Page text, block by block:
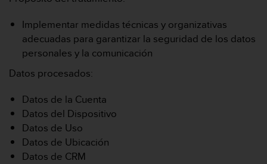
Implementar medidas técnicas y organizativas
adecuadas para garantizar la seguridad de los datos
personales y la comunicación
Datos procesados:
Datos de la Cuenta
Datos del Dispositivo
Datos de Uso
Datos de Ubicación
Datos de CRM